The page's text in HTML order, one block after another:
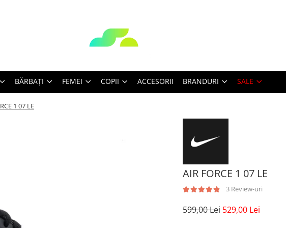
BĂRBAŢI FEMEI COPII ACCESORII BRANDURI SALE
1 07 LE
AIR FORCE 1 07 LE
3 Review-uri
599,00 Lei 529,00 Lei